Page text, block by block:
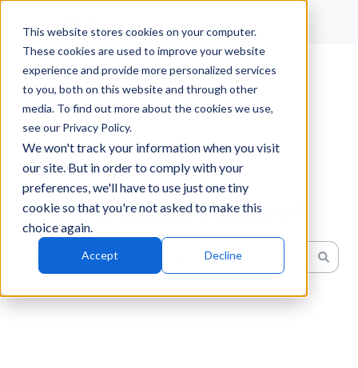
This website stores cookies on your computer.
These cookies are used to improve your website
experience and provide more personalized services
to you, both on this website and through other
media. To find out more about the cookies we use,
see our Privacy Policy.
We won't track your information when you visit
our site. But in order to comply with your
preferences, we'll have to use just one tiny
cookie so that you're not asked to make this
choice again.
Accept Decline
Come possiamo aiutarti?